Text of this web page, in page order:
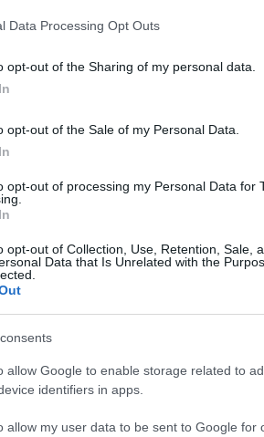
Data Processing Opt Outs
opt-out of the Sharing of my personal data.
opt-out of the Sale of my Personal Data.
opt-out of processing my Personal Data for
opt-out of Collection, Use, Retention, Sale,
Data that Is Unrelated with the
allow Google to enable storage related to
identifiers in apps.
allow my user data to be sent to Google for
is szerepelnek abban
Boston Consulting Group
dokumentumot, a
hogy a nyilvánosság
eltitkolt tervezetet, amit a 2020-
Consulting Grouppal. A
vonatkozásai miatt
a következők voltak:
kórházak számának
ben meglévő 108
is 41 ezerről 27 ezerre